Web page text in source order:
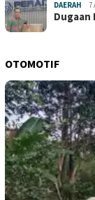
DAERAH 7
OTOMOTIF